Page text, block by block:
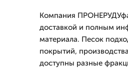
Компания
доставкой и полным
материала. Песок
покрытий,
доступны разные